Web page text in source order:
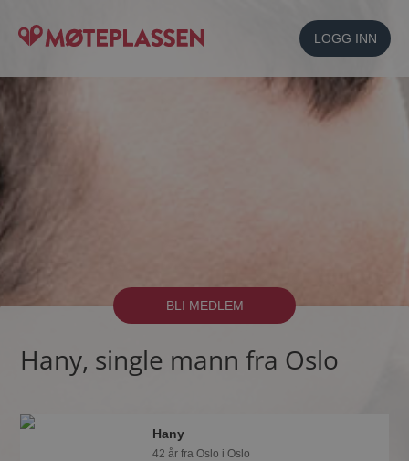
LOGG INN
BLI MEDLEM
Hany, single mann fra Oslo
Hany
42 år fra Oslo i Oslo